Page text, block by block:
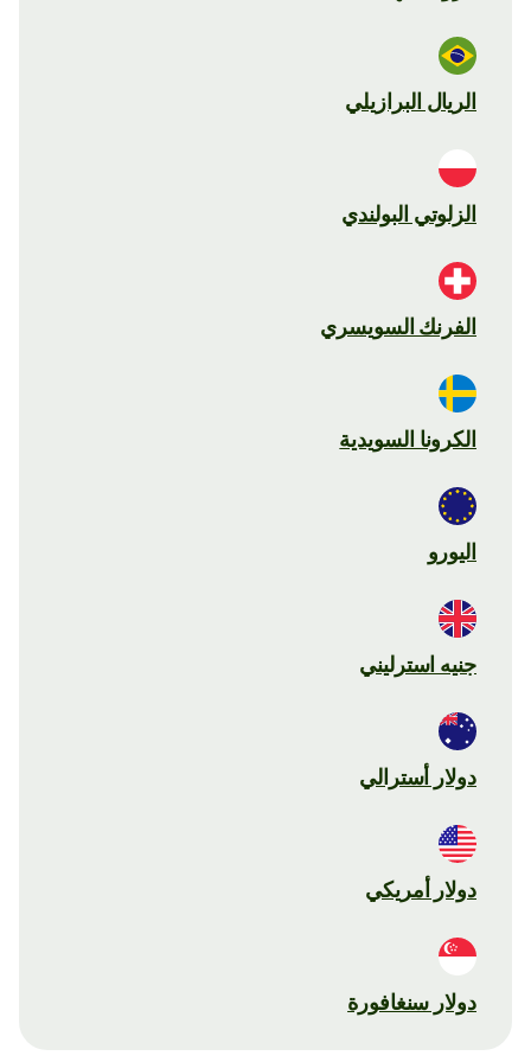
الريال البرازيلي
الزلوتي البولندي
الفرنك السويسري
الكرونا السويدية
اليورو
جنيه استرليني
دولار أسترالي
دولار أمريكي
دولار سنغافورة